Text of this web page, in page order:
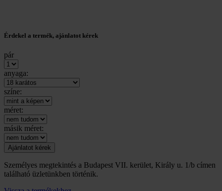
Érdekel a termék, ajánlatot kérek
pár
anyaga:
színe:
méret:
másik méret:
Személyes megtekintés a Budapest VII. kerület, Király u. 1/b címen
található üzletünkben történik.